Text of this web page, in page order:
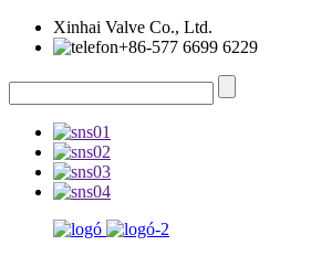
Xinhai Valve Co., Ltd.
+86-577 6699 6229